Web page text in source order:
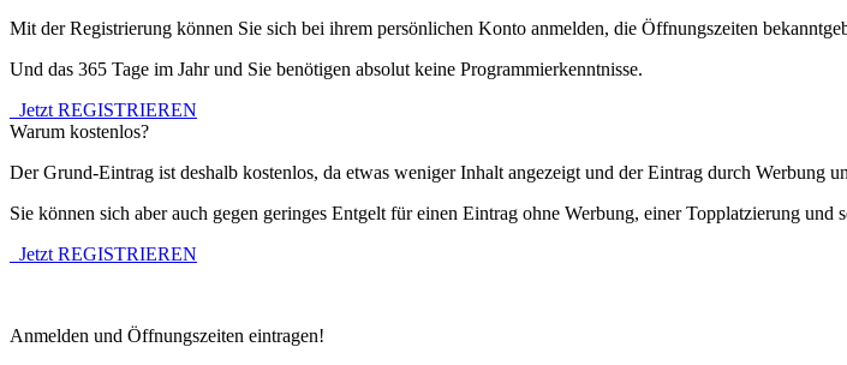
Mit der Registrierung können Sie sich bei ihrem persönlichen Konto anmelden, die Öffnungszeiten
Und das 365 Tage im Jahr und Sie benötigen absolut keine Programmierkenntnisse.
Jetzt REGISTRIEREN
Warum kostenlos?
Der Grund-Eintrag ist deshalb kostenlos, da etwas weniger Inhalt angezeigt und der Eintrag durch Werbung
Sie können sich aber auch gegen geringes Entgelt für einen Eintrag ohne Werbung, einer Topplatzierung und
Jetzt REGISTRIEREN
Anmelden und Öffnungszeiten eintragen!